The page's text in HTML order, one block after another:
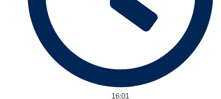
16:01